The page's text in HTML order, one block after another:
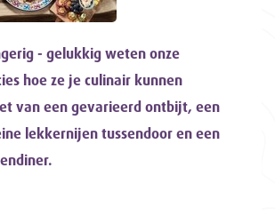
- gelukkig weten onze
hoe ze je culinair kunnen
van een gevarieerd ontbijt, een
lekkernijen tussendoor en een